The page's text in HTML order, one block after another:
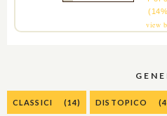
view
CLASSICI (14) DISTOPICO